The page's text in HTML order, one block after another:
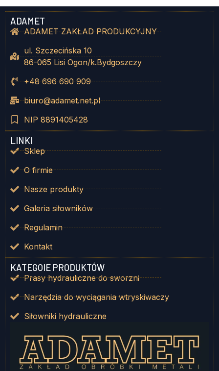
ADAMET
ADAMET ZAKŁAD PRODUKCYJNY
ul. Szczecińska 10
86-065 Lisi Ogon/k.Bydgoszczy
+48 696 690 909
biuro@adamet.net.pl
NIP 8891405428
LINKI
Sklep
O firmie
Nasze produkty
Galeria siłowników
Regulamin
Kontakt
KATEGOIE PRODUKTÓW
Prasy hydrauliczne do sworzni
Narzędzia do wyciągania wtryskiwaczy
Siłowniki hydrauliczne